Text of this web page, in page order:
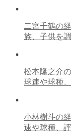
二宮千鶴の
族、子供を
松本隆之介
球速や球種
小林樹斗の
速や球種、